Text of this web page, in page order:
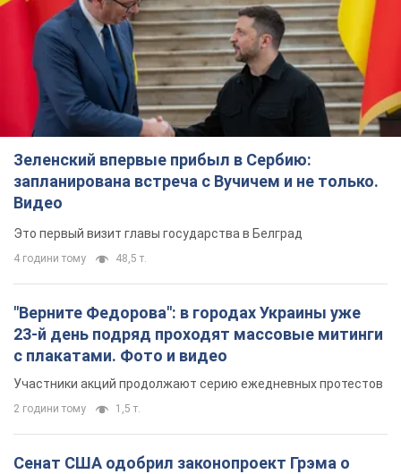
Зеленский впервые прибыл в Сербию:
запланирована встреча с Вучичем и не только.
Видео
Это первый визит главы государства в Белград
4 години тому 48,5 т.
"Верните Федорова": в городах Украины уже
23-й день подряд проходят массовые митинги
с плакатами. Фото и видео
Участники акций продолжают серию ежедневных протестов
2 години тому 1,5 т.
Сенат США одобрил законопроект Грэма о